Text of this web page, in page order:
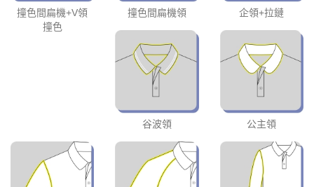
撞色間扁機+V領
撞色
撞色間扁機領 企領+拉鏈
谷波領 公主領